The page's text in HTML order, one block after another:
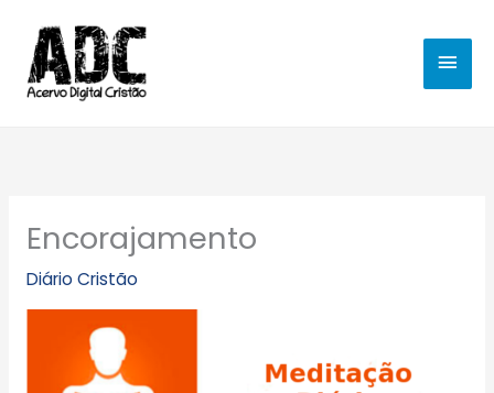
para
conteúdo
Encorajamento
Diário Cristão